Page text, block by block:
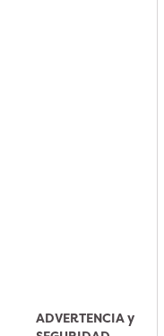
ADVERTENCIA y